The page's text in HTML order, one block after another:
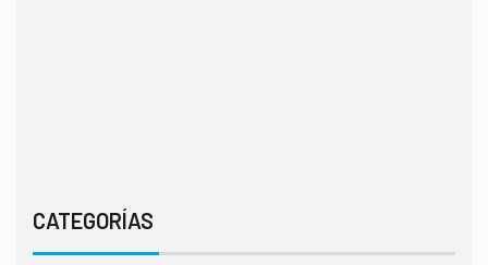
CATEGORÍAS